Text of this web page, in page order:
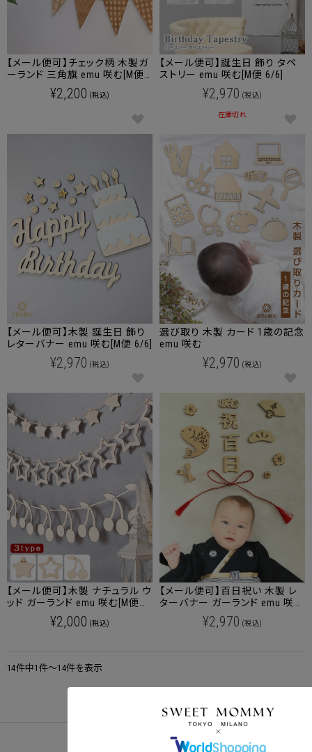
【メール便可】チェック柄 木製ガ
ーランド 三角旗 emu 咲む[M便
¥2,200 (税込)
【メール便可】誕生日 飾り タペ
ストリー emu 咲む[M便 6/6]
¥2,970 (税込)
在庫切れ
【メール便可】木製 誕生日 飾り
レターバナー emu 咲む[M便 6/6]
¥2,970 (税込)
選び取り 木製 カード 1歳の記念
emu 咲む
¥2,970 (税込)
【メール便可】木製 ナチュラル ウ
ッド ガーランド emu 咲む[M便
¥2,000 (税込)
【メール便可】百日祝い 木製 レ
ターバナー ガーランド emu 咲む
¥2,970 (税込)
14件中1件～14件を表示
クーポンコードをコピーしました。